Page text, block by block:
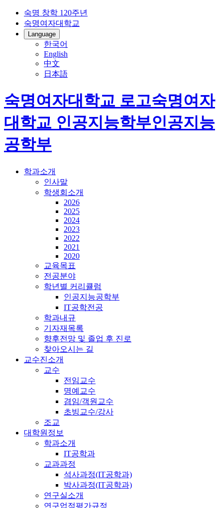
숙명 창학 120주년
숙명여자대학교
Language
한국어
English
中文
日本語
숙명여자대학교 로고숙명여자
대학교 인공지능학부인공지능
공학부
학과소개
인사말
학생회소개
2026
2025
2024
2023
2022
2021
2020
교육목표
전공분야
학년별 커리큘럼
인공지능공학부
IT공학전공
학과내규
기자재목록
향후전망 및 졸업 후 진로
찾아오시는 길
교수진소개
교수
전임교수
명예교수
겸임/객원교수
초빙교수/강사
조교
대학원정보
학과소개
IT공학과
교과과정
석사과정(IT공학과)
박사과정(IT공학과)
연구실소개
연구업적평가규정